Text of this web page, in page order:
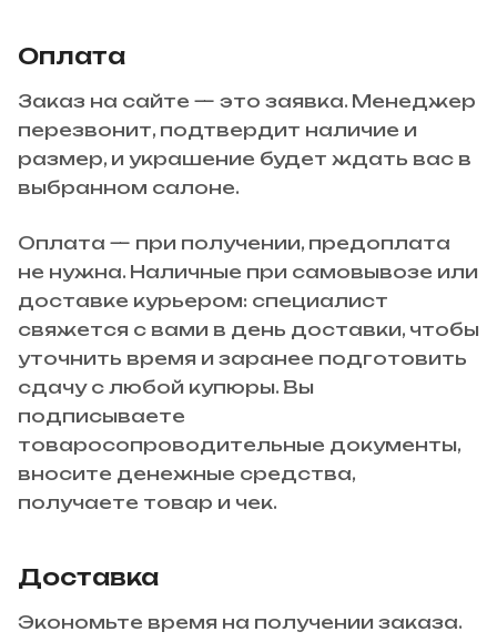
Оплата
Заказ на сайте — это заявка. Менеджер
перезвонит, подтвердит наличие и
размер, и украшение будет ждать вас в
выбранном салоне.
Оплата — при получении, предоплата
не нужна. Наличные при самовывозе или
доставке курьером: специалист
свяжется с вами в день доставки, чтобы
уточнить время и заранее подготовить
сдачу с любой купюры. Вы
подписываете
товаросопроводительные документы,
вносите денежные средства,
получаете товар и чек.
Доставка
Экономьте время на получении заказа.